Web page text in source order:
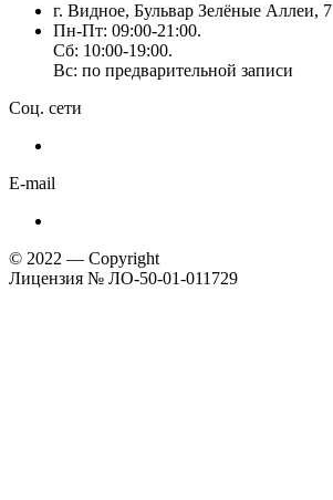
г. Видное, Бульвар Зелёные Аллеи, 7
Пн-Пт: 09:00-21:00.
Сб: 10:00-19:00.
Вс: по предварительной записи
Соц. сети
E-mail
© 2022 — Copyright
Лицензия № ЛО-50-01-011729